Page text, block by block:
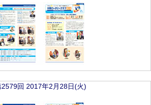
2579回 2017年2月28日(火)